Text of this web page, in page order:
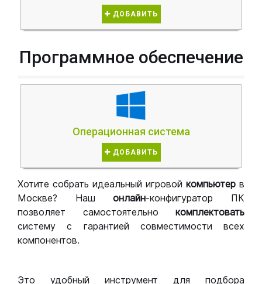
ДОБАВИТЬ
Программное обеспечение
Операционная система
ДОБАВИТЬ
Хотите собрать идеальный игровой компьютер в
Москве? Нашонлайн-конфигуратор ПК
позволяет самостоятельно комплектовать
систему с гарантией совместимости всех
компонентов.
Это удобный инструмент для подбора